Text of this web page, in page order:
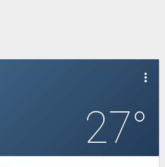
more_vert
27°